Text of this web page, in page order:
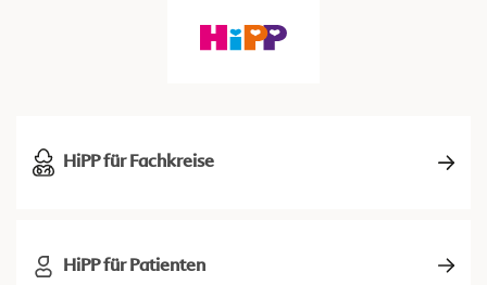
HiPP für Fachkreise
HiPP für Patienten